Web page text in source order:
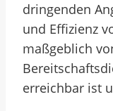
dringenden
und Effizienz
maßgeblich
erreichbar ist